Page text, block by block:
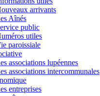
arrivants
Aînés
public
utiles
paroissiale
associations lupéennes
associations intercommunales
entreprises